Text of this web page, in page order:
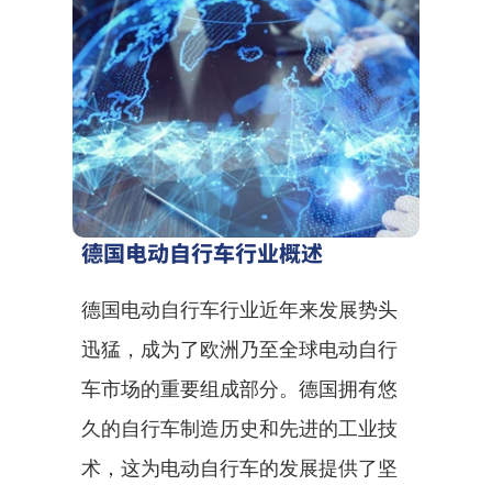
德国电动自行车行业概述
德国电动自行车行业近年来发展势头
迅猛，成为了欧洲乃至全球电动自行
车市场的重要组成部分。德国拥有悠
久的自行车制造历史和先进的工业技
术，这为电动自行车的发展提供了坚